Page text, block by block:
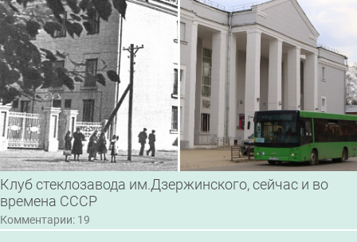
Клуб стеклозавода им.Дзержинского, сейчас и во
времена СССР
Комментарии: 19